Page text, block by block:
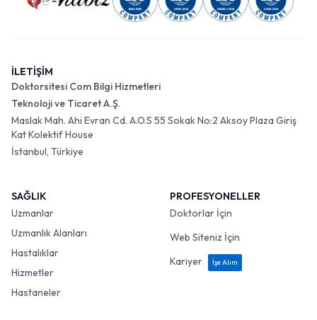
İLETİŞİM
Doktorsitesi Com Bilgi Hizmetleri
Teknoloji ve Ticaret A.Ş.
Maslak Mah. Ahi Evran Cd. A.O.S 55 Sokak No:2 Aksoy Plaza Giriş
Kat Kolektif House
İstanbul, Türkiye
SAĞLIK
Uzmanlar
Uzmanlık Alanları
Hastalıklar
Hizmetler
Hastaneler
PROFESYONELLER
Doktorlar İçin
Web Siteniz İçin
Kariyer
İşe Alım